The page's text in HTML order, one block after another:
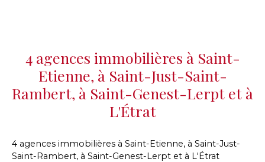
4 agences immobilières à Saint-
Etienne, à Saint-Just-Saint-
Rambert, à Saint-Genest-Lerpt et à
L'Étrat
4 agences immobilières à Saint-Etienne, à Saint-Just-
Saint-Rambert, à Saint-Genest-Lerpt et à L'Étrat